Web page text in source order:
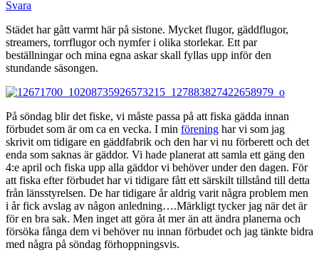
Svara
Städet har gått varmt här på sistone. Mycket flugor, gäddflugor,
streamers, torrflugor och nymfer i olika storlekar. Ett par
beställningar och mina egna askar skall fyllas upp inför den
stundande säsongen.
På söndag blir det fiske, vi måste passa på att fiska gädda innan
förbudet som är om ca en vecka. I min förening har vi som jag
skrivit om tidigare en gäddfabrik och den har vi nu förberett och det
enda som saknas är gäddor. Vi hade planerat att samla ett gäng den
4:e april och fiska upp alla gäddor vi behöver under den dagen. För
att fiska efter förbudet har vi tidigare fått ett särskilt tillstånd till detta
från länsstyrelsen. De har tidigare år aldrig varit några problem men
i år fick avslag av någon anledning….Märkligt tycker jag när det är
för en bra sak. Men inget att göra åt mer än att ändra planerna och
försöka fånga dem vi behöver nu innan förbudet och jag tänkte bidra
med några på söndag förhoppningsvis.